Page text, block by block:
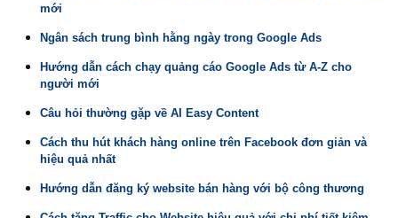
mới
Ngân sách trung bình hằng ngày trong Google Ads
Hướng dẫn cách chạy quảng cáo Google Ads từ A-Z cho
người mới
Câu hỏi thường gặp về AI Easy Content
Cách thu hút khách hàng online trên Facebook đơn giản và
hiệu quả nhất
Hướng dẫn đăng ký website bán hàng với bộ công thương